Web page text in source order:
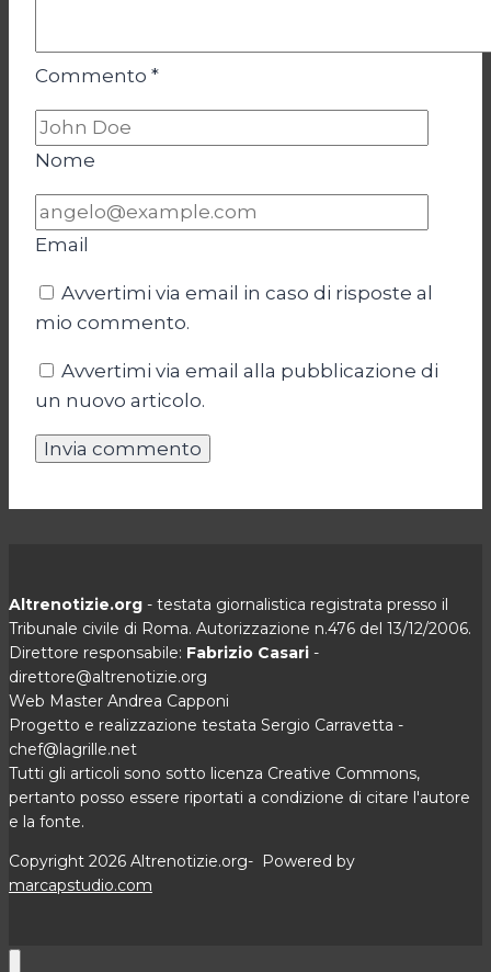
Commento *
Nome
Email
Avvertimi via email in caso di risposte al
mio commento.
Avvertimi via email alla pubblicazione di
un nuovo articolo.
Altrenotizie.org - testata giornalistica registrata presso il
Tribunale civile di Roma. Autorizzazione n.476 del 13/12/2006.
Direttore responsabile: Fabrizio Casari -
direttore@altrenotizie.org
Web Master Andrea Capponi
Progetto e realizzazione testata Sergio Carravetta -
chef@lagrille.net
Tutti gli articoli sono sotto licenza Creative Commons,
pertanto posso essere riportati a condizione di citare l'autore
e la fonte.
Copyright 2026 Altrenotizie.org- Powered by
marcapstudio.com